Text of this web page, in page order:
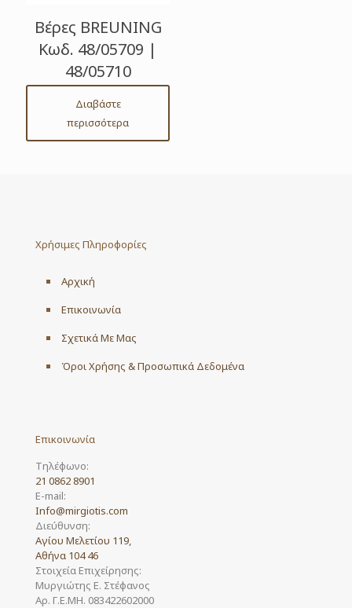
Βέρες BREUNING
Κωδ. 48/05709 |
48/05710
Διαβάστε
περισσότερα
Χρήσιμες Πληροφορίες
Αρχική
Επικοινωνία
Σχετικά Με Μας
Όροι Χρήσης & Προσωπικά Δεδομένα
Επικοινωνία
Τηλέφωνο:
21 0862 8901
E-mail:
Info@mirgiotis.com
Διεύθυνση:
Αγίου Μελετίου 119,
Αθήνα 104 46
Στοιχεία Επιχείρησης:
Μυργιώτης Ε. Στέφανος
Αρ. Γ.Ε.ΜΗ. 083422602000